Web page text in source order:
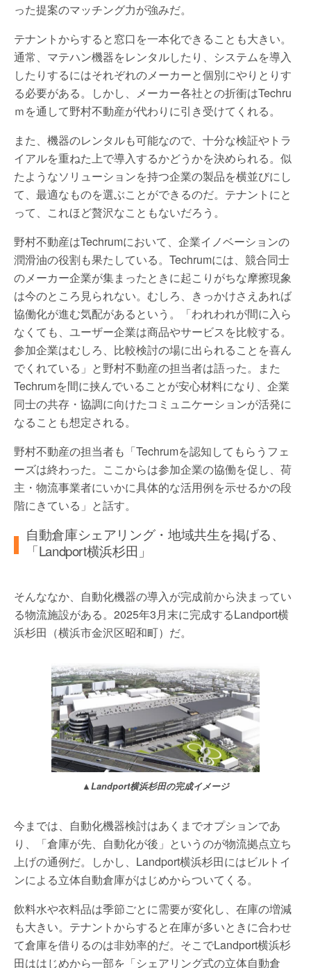
った提案のマッチング力が強みだ。
テナントからすると窓口を一本化できることも大きい。
通常、マテハン機器をレンタルしたり、システムを導入
したりするにはそれぞれのメーカーと個別にやりとりす
る必要がある。しかし、メーカー各社との折衝はTechru
ｍを通して野村不動産が代わりに引き受けてくれる。
また、機器のレンタルも可能なので、十分な検証やトラ
イアルを重ねた上で導入するかどうかを決められる。似
たようなソリューションを持つ企業の製品を横並びにし
て、最適なものを選ぶことができるのだ。テナントにと
って、これほど贅沢なこともないだろう。
野村不動産はTechrumにおいて、企業イノベーションの
潤滑油の役割も果たしている。Techrumには、競合同士
のメーカー企業が集まったときに起こりがちな摩擦現象
は今のところ見られない。むしろ、きっかけさえあれば
協働化が進む気配があるという。「われわれが間に入ら
なくても、ユーザー企業は商品やサービスを比較する。
参加企業はむしろ、比較検討の場に出られることを喜ん
でくれている」と野村不動産の担当者は語った。また
Techrumを間に挟んでいることが安心材料になり、企業
同士の共存・協調に向けたコミュニケーションが活発に
なることも想定される。
野村不動産の担当者も「Techrumを認知してもらうフェ
ーズは終わった。ここからは参加企業の協働を促し、荷
主・物流事業者にいかに具体的な活用例を示せるかの段
階にきている」と話す。
自動倉庫シェアリング・地域共生を掲げる、
「Landport横浜杉田」
そんななか、自動化機器の導入が完成前から決まってい
る物流施設がある。2025年3月末に完成するLandport横
浜杉田（横浜市金沢区昭和町）だ。
▲Landport横浜杉田の完成イメージ
今までは、自動化機器検討はあくまでオプションであ
り、「倉庫が先、自動化が後」というのが物流拠点立ち
上げの通例だ。しかし、Landport横浜杉田にはビルトイ
ンによる立体自動倉庫がはじめからついてくる。
飲料水や衣料品は季節ごとに需要が変化し、在庫の増減
も大きい。テナントからすると在庫が多いときに合わせ
て倉庫を借りるのは非効率的だ。そこでLandport横浜杉
田ははじめから一部を「シェアリング式の立体自動倉